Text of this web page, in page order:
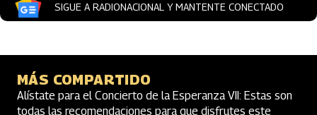
SIGUE A RADIONACIONAL Y MANTENTE CONECTADO
MÁS COMPARTIDO
Alístate para el Concierto de la Esperanza VII: Estas son
todas las recomendaciones para que disfrutes este